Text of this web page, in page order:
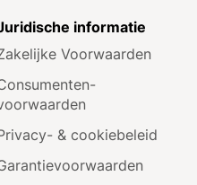
informatie
Voorwaarden
& cookiebeleid